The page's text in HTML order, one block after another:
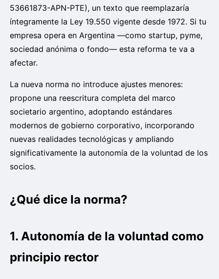
53661873-APN-PTE), un texto que reemplazaría
íntegramente la Ley 19.550 vigente desde 1972. Si tu
empresa opera en Argentina —como startup, pyme,
sociedad anónima o fondo— esta reforma te va a
afectar.
La nueva norma no introduce ajustes menores:
propone una reescritura completa del marco
societario argentino, adoptando estándares
modernos de gobierno corporativo, incorporando
nuevas realidades tecnológicas y ampliando
significativamente la autonomía de la voluntad de los
socios.
¿Qué dice la norma?
1. Autonomía de la voluntad como
principio rector